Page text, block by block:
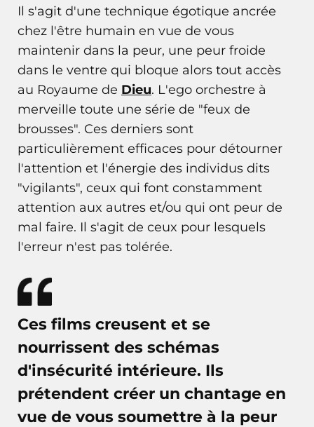
Il s'agit d'une technique égotique ancrée
chez l'être humain en vue de vous
maintenir dans la peur, une peur froide
dans le ventre qui bloque alors tout accès
au Royaume de Dieu. L'ego orchestre à
merveille toute une série de "feux de
brousses". Ces derniers sont
particulièrement efficaces pour détourner
l'attention et l'énergie des individus dits
"vigilants", ceux qui font constamment
attention aux autres et/ou qui ont peur de
mal faire. Il s'agit de ceux pour lesquels
l'erreur n'est pas tolérée.
Ces films creusent et se
nourrissent des schémas
d'insécurité intérieure. Ils
prétendent créer un chantage en
vue de vous soumettre à la peur